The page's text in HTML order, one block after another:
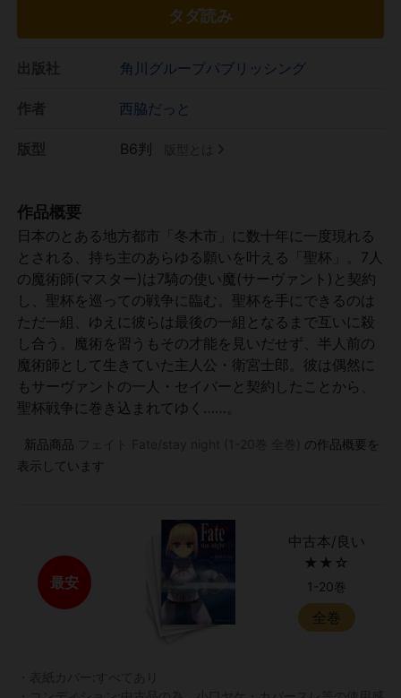
タダ読み
角川グループパブリッシング
西脇だっと
B6判
作品概要
日本のとある地方都市「冬木市」に数十年に一度現れる
とされる、持ち主のあらゆる願いを叶える「聖杯」。7人
の魔術師(マスター)は7騎の使い魔(サーヴァント)と契約
し、聖杯を巡っての戦争に臨む。聖杯を手にできるのは
ただ一組、ゆえに彼らは最後の一組となるまで互いに殺
し合う。魔術を習うもその才能を見いだせず、半人前の
魔術師として生きていた主人公・衛宮士郎。彼は偶然に
もサーヴァントの一人・セイバーと契約したことから、
聖杯戦争に巻き込まれてゆく……。
新品商品
の作品概要を
表示しています
最安
中古本/良い
★★☆
1-20巻
全巻